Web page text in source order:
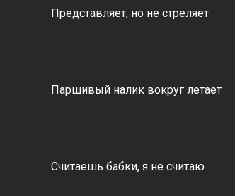
Представляет, но не стреляет
Паршивый налик вокруг летает
Считаешь бабки, я не считаю